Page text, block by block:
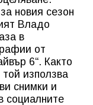
новия сезон
Владо
в
от
6“. Както
използва
снимки и
социалните